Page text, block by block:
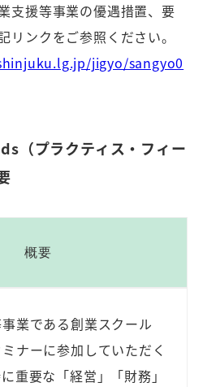
支援等事業の優遇措置、要
リンクをご参照ください。
jigyo/sangyo0
（プラクティス・フィー
概要
業である創業スクール
ナーに参加していただく
重要な「経営」「財務」